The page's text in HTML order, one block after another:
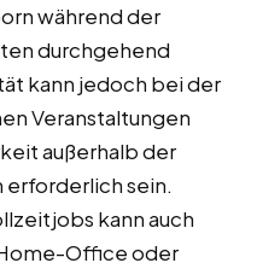
während der
durchgehend
kann jedoch bei der
Veranstaltungen
außerhalb der
sein.
kann auch
Office oder